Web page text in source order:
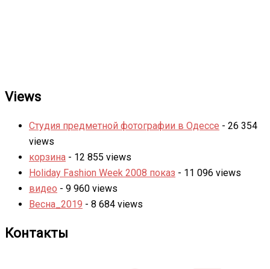
Views
Студия предметной фотографии в Одессе - 26 354
views
корзина - 12 855 views
Holiday Fashion Week 2008 показ - 11 096 views
видео - 9 960 views
Весна_2019 - 8 684 views
Контакты